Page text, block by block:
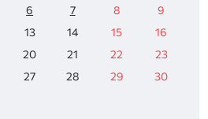
6 7 8
9
13 14 15
16
20 21 22
23
27 28 29
30